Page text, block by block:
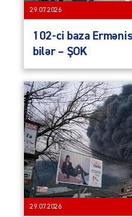
29.07.2026
102-ci baza
bilər – ŞOK
29.07.2026